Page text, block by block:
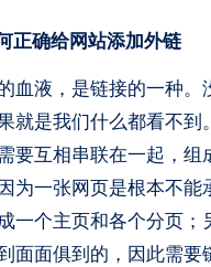
正确给网站添加外链
血液，是链接的一种。
就是我们什么都看不到
要互相串联在一起，组
为一张网页是根本不能
一个主页和各个分页；
面面俱到的，因此需要